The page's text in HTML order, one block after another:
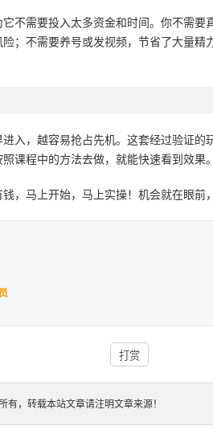
不需要投入太多资金和时间。你不需
；不需要养号或发视频，节省了大量
入，越容易抢占先机。这套经过验证
课程中的方法去做，就能快速看到效果。
马上开始，马上实操！机会就在眼前
打赏
，转载本站文章请注明文章来源！